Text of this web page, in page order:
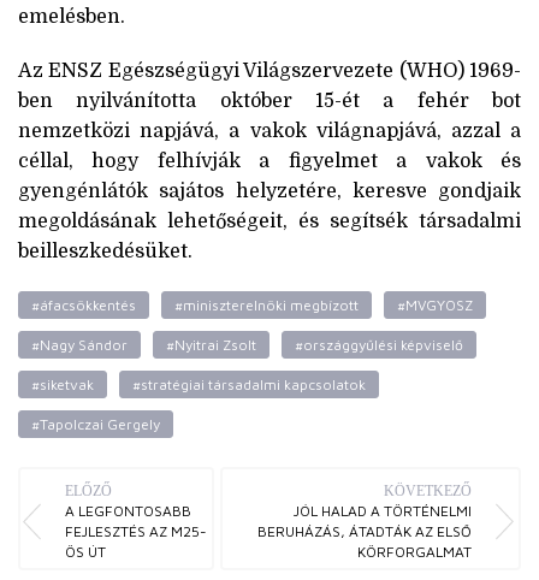
emelésben.
Az ENSZ Egészségügyi Világszervezete (WHO) 1969-
ben nyilvánította október 15-ét a fehér bot
nemzetközi napjává, a vakok világnapjává, azzal a
céllal, hogy felhívják a figyelmet a vakok és
gyengénlátók sajátos helyzetére, keresve gondjaik
megoldásának lehetőségeit, és segítsék társadalmi
beilleszkedésüket.
#áfacsökkentés #miniszterelnöki megbízott #MVGYOSZ
#Nagy Sándor #Nyitrai Zsolt #országgyűlési képviselő
#siketvak #stratégiai társadalmi kapcsolatok
#Tapolczai Gergely
ELŐZŐ
A LEGFONTOSABB
FEJLESZTÉS AZ M25-
ÖS ÚT
KÖVETKEZŐ
JÓL HALAD A TÖRTÉNELMI
BERUHÁZÁS, ÁTADTÁK AZ ELSŐ
KÖRFORGALMAT